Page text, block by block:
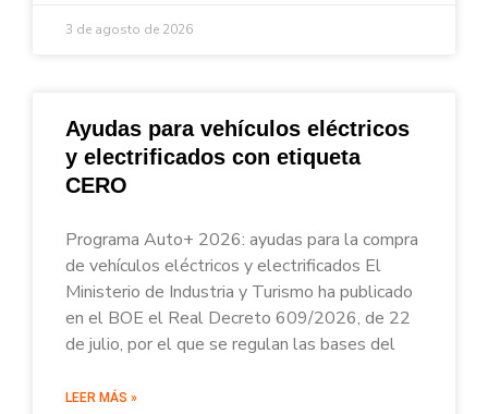
3 de agosto de 2026
Ayudas para vehículos eléctricos
y electrificados con etiqueta
CERO
Programa Auto+ 2026: ayudas para la compra
de vehículos eléctricos y electrificados El
Ministerio de Industria y Turismo ha publicado
en el BOE el Real Decreto 609/2026, de 22
de julio, por el que se regulan las bases del
LEER MÁS »